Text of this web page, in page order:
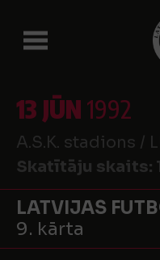
13 JŪN 1992
A.S.K. stadions /
Skatītāju skaits:
LATVIJAS
9. kārta